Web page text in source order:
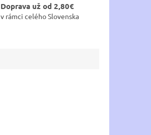
Doprava už od 2,80€
v rámci celého Slovenska